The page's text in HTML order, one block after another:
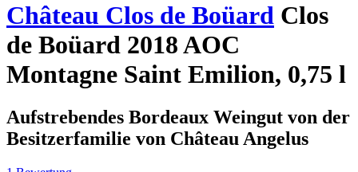
Château Clos de Boüard Clos
de Boüard 2018 AOC
Montagne Saint Emilion, 0,75 l
Aufstrebendes Bordeaux Weingut von der
Besitzerfamilie von Château Angelus